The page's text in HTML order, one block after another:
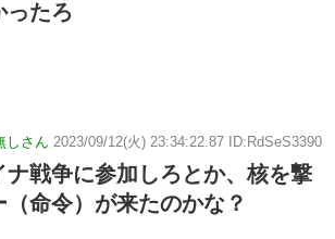
ったろ
しさん 2023/09/12(火) 23:34:22.87 ID:RdSeS3390
ナ戦争に参加しろとか、核を撃
命令）が来たのかな？